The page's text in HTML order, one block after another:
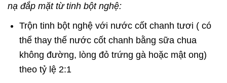
nạ đắp mặt từ tinh bột nghệ:
Trộn tinh bột nghệ với nước cốt chanh tươi ( có
thể thay thế nước cốt chanh bằng sữa chua
không đường, lòng đỏ trứng gà hoặc mật ong)
theo tỷ lệ 2:1